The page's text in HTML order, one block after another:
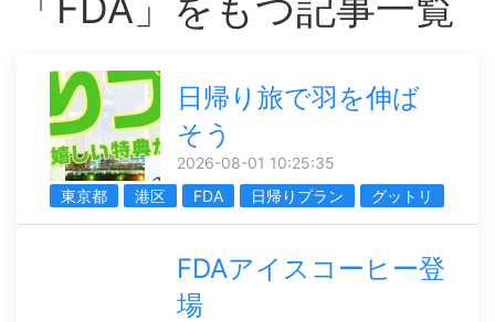
日帰り旅で羽を伸ば
そう
2026-08-01 10:25:35
東京都
港区 FDA 日帰りプラン グットリ
FDAアイスコーヒー登
場